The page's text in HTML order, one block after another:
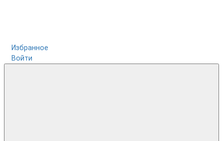
Избранное
Войти